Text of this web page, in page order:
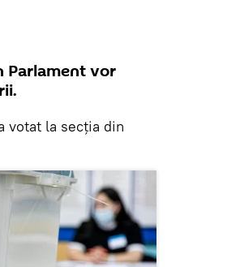
Parlament vor
votat la secția din